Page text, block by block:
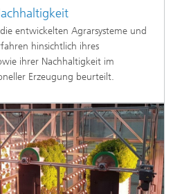
entwickelten Agrarsysteme und
hinsichtlich ihres
ihrer Nachhaltigkeit im
Erzeugung beurteilt.